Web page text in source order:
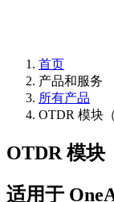
首页
产品和服务
所有产品
OTDR 模块
OTDR 模块
适用于